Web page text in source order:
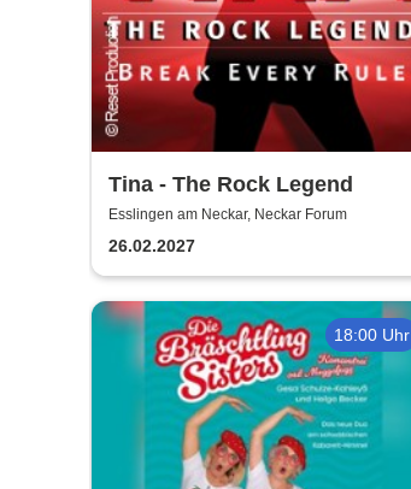
Tina - The Rock Legend
Esslingen am Neckar, Neckar Forum
26.02.2027
18:00 Uhr